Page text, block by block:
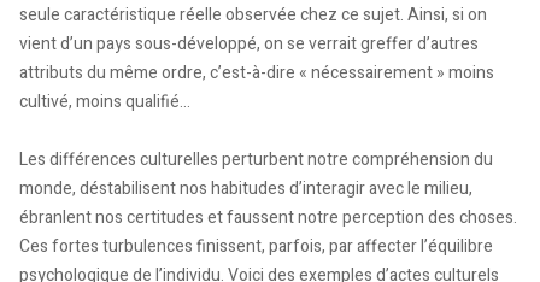
seule caractéristique réelle observée chez ce sujet. Ainsi, si on
vient d’un pays sous-développé, on se verrait greffer d’autres
attributs du même ordre, c’est-à-dire « nécessairement » moins
cultivé, moins qualifié...
Les différences culturelles perturbent notre compréhension du
monde, déstabilisent nos habitudes d’interagir avec le milieu,
ébranlent nos certitudes et faussent notre perception des choses.
Ces fortes turbulences finissent, parfois, par affecter l’équilibre
psychologique de l’individu. Voici des exemples d’actes culturels